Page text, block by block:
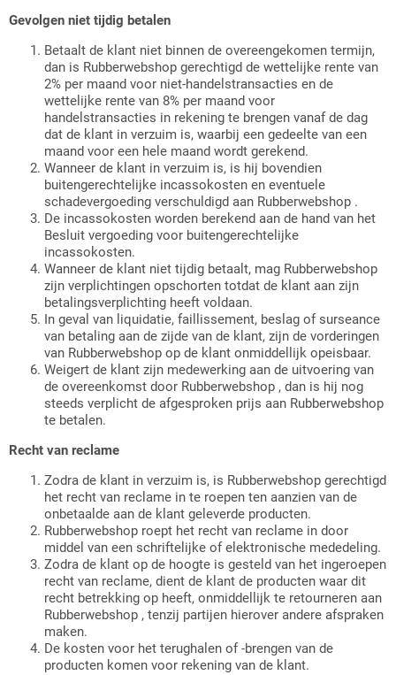
Gevolgen niet tijdig betalen
Betaalt de klant niet binnen de overeengekomen termijn,
dan is Rubberwebshop gerechtigd de wettelijke rente van
2% per maand voor niet-handelstransacties en de
wettelijke rente van 8% per maand voor
handelstransacties in rekening te brengen vanaf de dag
dat de klant in verzuim is, waarbij een gedeelte van een
maand voor een hele maand wordt gerekend.
Wanneer de klant in verzuim is, is hij bovendien
buitengerechtelijke incassokosten en eventuele
schadevergoeding verschuldigd aan Rubberwebshop .
De incassokosten worden berekend aan de hand van het
Besluit vergoeding voor buitengerechtelijke
incassokosten.
Wanneer de klant niet tijdig betaalt, mag Rubberwebshop
zijn verplichtingen opschorten totdat de klant aan zijn
betalingsverplichting heeft voldaan.
In geval van liquidatie, faillissement, beslag of surseance
van betaling aan de zijde van de klant, zijn de vorderingen
van Rubberwebshop op de klant onmiddellijk opeisbaar.
Weigert de klant zijn medewerking aan de uitvoering van
de overeenkomst door Rubberwebshop , dan is hij nog
steeds verplicht de afgesproken prijs aan Rubberwebshop
te betalen.
Recht van reclame
Zodra de klant in verzuim is, is Rubberwebshop gerechtigd
het recht van reclame in te roepen ten aanzien van de
onbetaalde aan de klant geleverde producten.
Rubberwebshop roept het recht van reclame in door
middel van een schriftelijke of elektronische mededeling.
Zodra de klant op de hoogte is gesteld van het ingeroepen
recht van reclame, dient de klant de producten waar dit
recht betrekking op heeft, onmiddellijk te retourneren aan
Rubberwebshop , tenzij partijen hierover andere afspraken
maken.
De kosten voor het terughalen of -brengen van de
producten komen voor rekening van de klant.